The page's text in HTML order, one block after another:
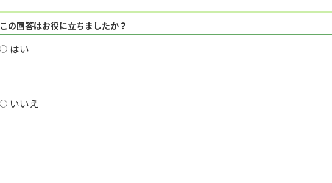
この回答はお役に立ちましたか？
はい
いいえ